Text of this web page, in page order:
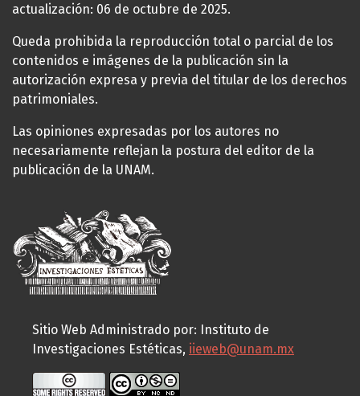
actualización: 06 de octubre de 2025.
Queda prohibida la reproducción total o parcial de los
contenidos e imágenes de la publicación sin la
autorización expresa y previa del titular de los derechos
patrimoniales.
Las opiniones expresadas por los autores no
necesariamente reflejan la postura del editor de la
publicación de la UNAM.
Sitio Web Administrado por: Instituto de
Investigaciones Estéticas, iieweb@unam.mx